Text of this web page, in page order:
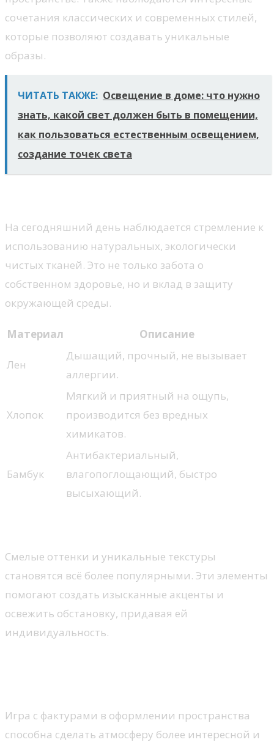
сочетания классических и современных стилей,
которые позволяют создавать уникальные
образы.
ЧИТАТЬ ТАКЖЕ: Освещение в доме: что нужно
знать, какой свет должен быть в помещении,
как пользоваться естественным освещением,
создание точек света
На сегодняшний день наблюдается стремление к
использованию натуральных, экологически
чистых тканей. Это не только забота о
собственном здоровье, но и вклад в защиту
окружающей среды.
Материал Описание
Лен
Дышащий, прочный, не вызывает
аллергии.
Хлопок
Мягкий и приятный на ощупь,
производится без вредных
химикатов.
Бамбук
Антибактериальный,
влагопоглощающий, быстро
высыхающий.
Смелые оттенки и уникальные текстуры
становятся всё более популярными. Эти элементы
помогают создать изысканные акценты и
освежить обстановку, придавая ей
индивидуальность.
Игра с фактурами в оформлении пространства
способна сделать атмосферу более интересной и